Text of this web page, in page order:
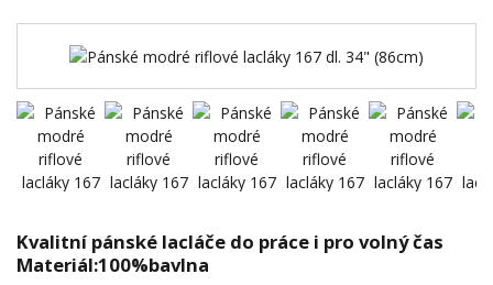
Kvalitní pánské lacláče do práce i pro volný čas
Materiál:100%bavlna